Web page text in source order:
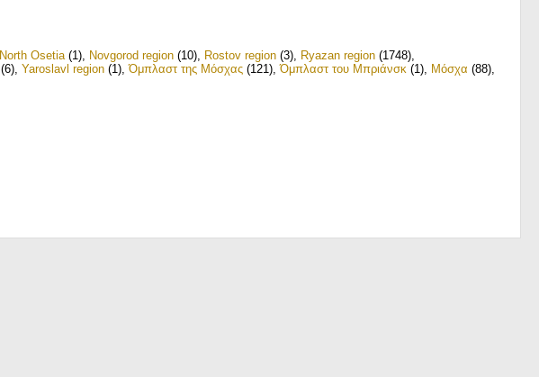
North Osetia(1), Novgorod region (10), Rostov region (3), Ryazan region (1748),
(6), Yaroslavl region (1),Όμπλαστ της Μόσχας (121),Όμπλαστ του Μπριάνσκ (1), Μόσχα (88),